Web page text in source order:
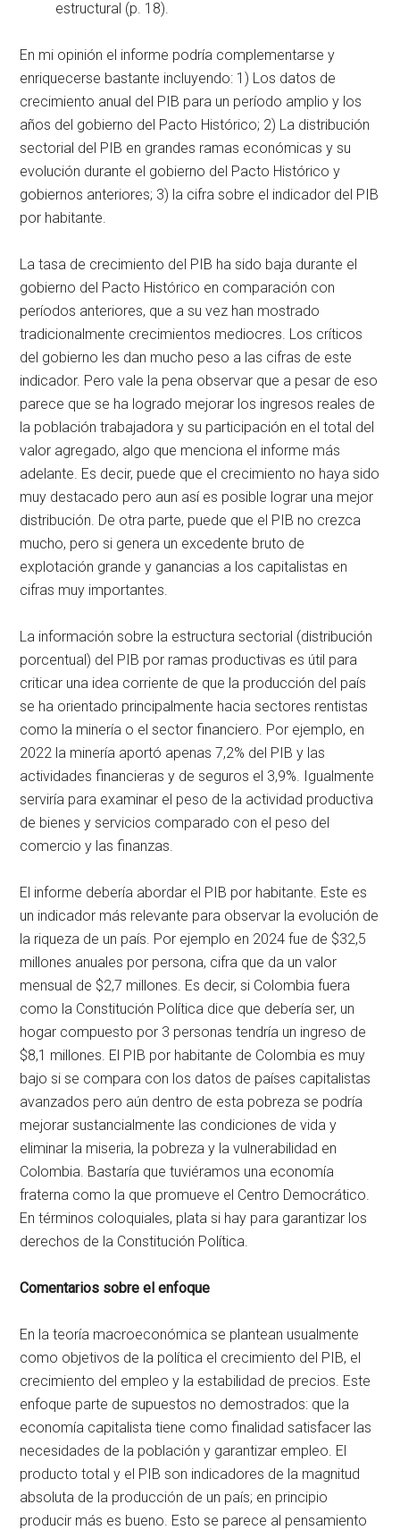
estructural (p. 18).
En mi opinión el informe podría complementarse y
enriquecerse bastante incluyendo: 1) Los datos de
crecimiento anual del PIB para un período amplio y los
años del gobierno del Pacto Histórico; 2) La distribución
sectorial del PIB en grandes ramas económicas y su
evolución durante el gobierno del Pacto Histórico y
gobiernos anteriores; 3) la cifra sobre el indicador del PIB
por habitante.
La tasa de crecimiento del PIB ha sido baja durante el
gobierno del Pacto Histórico en comparación con
períodos anteriores, que a su vez han mostrado
tradicionalmente crecimientos mediocres. Los críticos
del gobierno les dan mucho peso a las cifras de este
indicador. Pero vale la pena observar que a pesar de eso
parece que se ha logrado mejorar los ingresos reales de
la población trabajadora y su participación en el total del
valor agregado, algo que menciona el informe más
adelante. Es decir, puede que el crecimiento no haya sido
muy destacado pero aun así es posible lograr una mejor
distribución. De otra parte, puede que el PIB no crezca
mucho, pero si genera un excedente bruto de
explotación grande y ganancias a los capitalistas en
cifras muy importantes.
La información sobre la estructura sectorial (distribución
porcentual) del PIB por ramas productivas es útil para
criticar una idea corriente de que la producción del país
se ha orientado principalmente hacia sectores rentistas
como la minería o el sector financiero. Por ejemplo, en
2022 la minería aportó apenas 7,2% del PIB y las
actividades financieras y de seguros el 3,9%. Igualmente
serviría para examinar el peso de la actividad productiva
de bienes y servicios comparado con el peso del
comercio y las finanzas.
El informe debería abordar el PIB por habitante. Este es
un indicador más relevante para observar la evolución de
la riqueza de un país. Por ejemplo en 2024 fue de $32,5
millones anuales por persona, cifra que da un valor
mensual de $2,7 millones. Es decir, si Colombia fuera
como la Constitución Política dice que debería ser, un
hogar compuesto por 3 personas tendría un ingreso de
$8,1 millones. El PIB por habitante de Colombia es muy
bajo si se compara con los datos de países capitalistas
avanzados pero aún dentro de esta pobreza se podría
mejorar sustancialmente las condiciones de vida y
eliminar la miseria, la pobreza y la vulnerabilidad en
Colombia. Bastaría que tuviéramos una economía
fraterna como la que promueve el Centro Democrático.
En términos coloquiales, plata si hay para garantizar los
derechos de la Constitución Política.
Comentarios sobre el enfoque
En la teoría macroeconómica se plantean usualmente
como objetivos de la política el crecimiento del PIB, el
crecimiento del empleo y la estabilidad de precios. Este
enfoque parte de supuestos no demostrados: que la
economía capitalista tiene como finalidad satisfacer las
necesidades de la población y garantizar empleo. El
producto total y el PIB son indicadores de la magnitud
absoluta de la producción de un país; en principio
producir más es bueno. Esto se parece al pensamiento